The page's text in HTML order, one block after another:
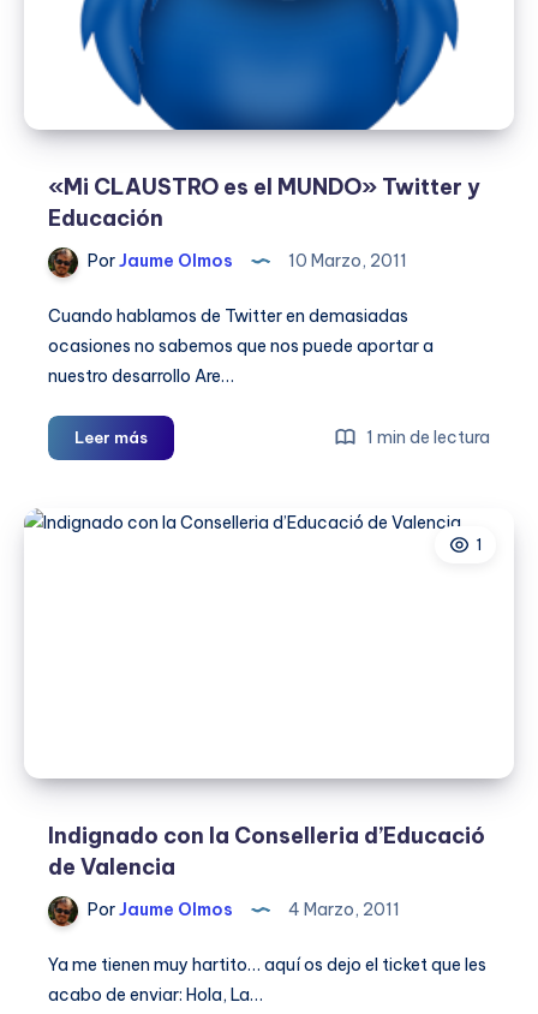
«Mi CLAUSTRO es el MUNDO» Twitter y
Educación
PorJaume Olmos 10 Marzo, 2011
Cuando hablamos de Twitter en demasiadas
ocasiones no sabemos que nos puede aportar a
nuestro desarrollo Are…
Leer más«Mi
CLAUSTRO
el
1 min de lectura
1
Indignado con la Conselleria d’Educació
de Valencia
PorJaume Olmos 4 Marzo, 2011
Ya me tienen muy hartito… aquí os dejo el ticket que les
acabo de enviar: Hola, La…